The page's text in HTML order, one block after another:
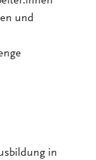
und
in